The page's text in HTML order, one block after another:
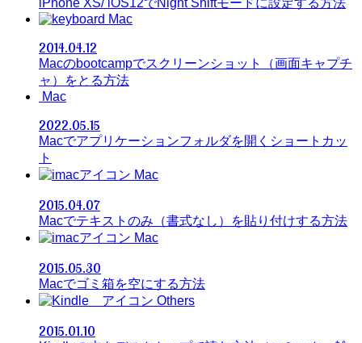
iPhone XS/ iOS12でNight Shiftモードに設定する方法
Mac
2014.04.12
Macのbootcampでスクリーンショット（画面キャプチ
ャ）をとる方法
Mac
2022.05.15
Macでアプリケーションフォルダを開くショートカッ
ト
Mac
2015.04.07
Macでテキストのみ（書式なし）を貼り付けする方法
Mac
2015.05.30
Macでゴミ箱を空にする方法
Others
2015.01.10